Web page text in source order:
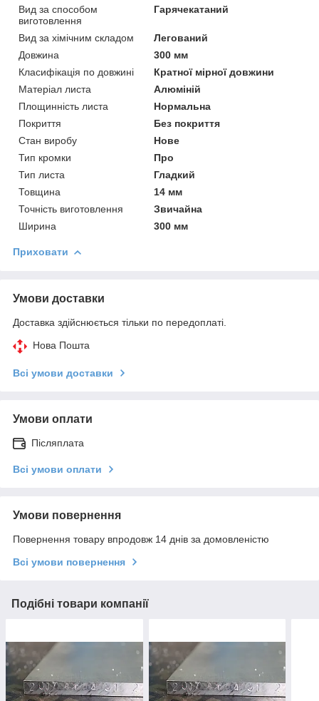
Вид за способом
виготовлення
Гарячекатаний
Вид за хімічним складом
Легований
Довжина
300 мм
Класифікація по довжині
Кратної мірної довжини
Матеріал листа
Алюміній
Площинність листа
Нормальна
Покриття
Без покриття
Стан виробу
Нове
Тип кромки
Про
Тип листа
Гладкий
Товщина
14 мм
Точність виготовлення
Звичайна
Ширина
300 мм
Приховати
Умови доставки
Доставка здійснюється тільки по передоплаті.
Нова Пошта
Всі умови доставки
Умови оплати
Післяплата
Всі умови оплати
Умови повернення
Повернення товару впродовж 14 днів за домовленістю
Всі умови повернення
Подібні товари компанії